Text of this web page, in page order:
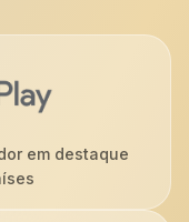
em destaque